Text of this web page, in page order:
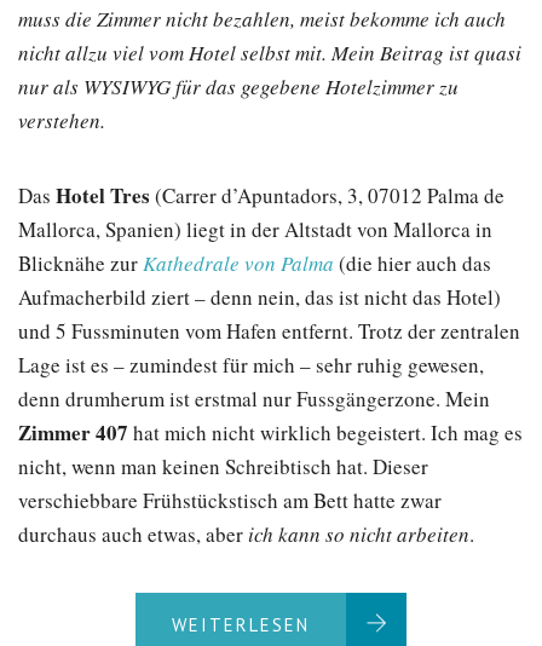
muss die Zimmer nicht bezahlen, meist bekomme ich auch
nicht allzu viel vom Hotel selbst mit. Mein Beitrag ist quasi
nur als WYSIWYG für das gegebene Hotelzimmer zu
verstehen.
Das Hotel Tres (Carrer d’Apuntadors, 3, 07012 Palma de
Mallorca, Spanien) liegt in der Altstadt von Mallorca in
Blicknähe zurKathedrale von Palma (die hier auch das
Aufmacherbild ziert – denn nein, das ist nicht das Hotel)
und 5 Fussminuten vom Hafen entfernt. Trotz der zentralen
Lage ist es – zumindest für mich – sehr ruhig gewesen,
denn drumherum ist erstmal nur Fussgängerzone. Mein
Zimmer 407 hat mich nicht wirklich begeistert. Ich mag es
nicht, wenn man keinen Schreibtisch hat. Dieser
verschiebbare Frühstückstisch am Bett hatte zwar
durchaus auch etwas, aber ich kann so nicht arbeiten.
WEITERLESEN